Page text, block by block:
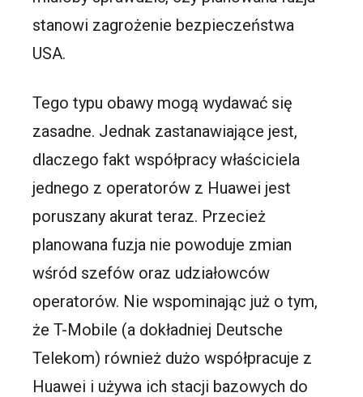
stanowi zagrożenie bezpieczeństwa
USA.
Tego typu obawy mogą wydawać się
zasadne. Jednak zastanawiające jest,
dlaczego fakt współpracy właściciela
jednego z operatorów z Huawei jest
poruszany akurat teraz. Przecież
planowana fuzja nie powoduje zmian
wśród szefów oraz udziałowców
operatorów. Nie wspominając już o tym,
że T-Mobile (a dokładniej Deutsche
Telekom) również dużo współpracuje z
Huawei i używa ich stacji bazowych do